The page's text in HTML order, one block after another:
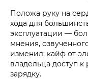
Положа руку на
хода для
эксплуатации —
мнения,
изменил: кайф от
владельца доступ к
зарядку.